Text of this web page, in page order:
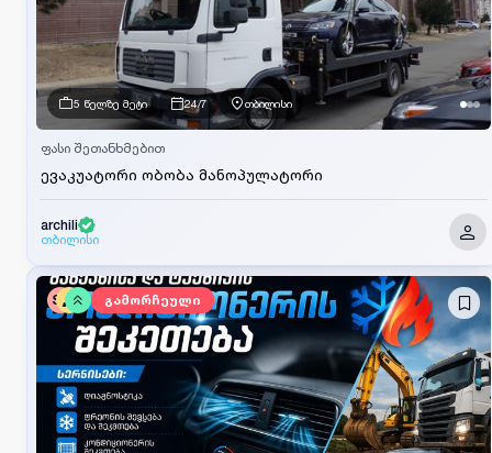
5 წელზე მეტი 24/7 თბილისი
ევაკუატორი ობობა მანოპულატორი
ფასი შეთანხმებით
archili
თბილისი
SV გამორჩეული